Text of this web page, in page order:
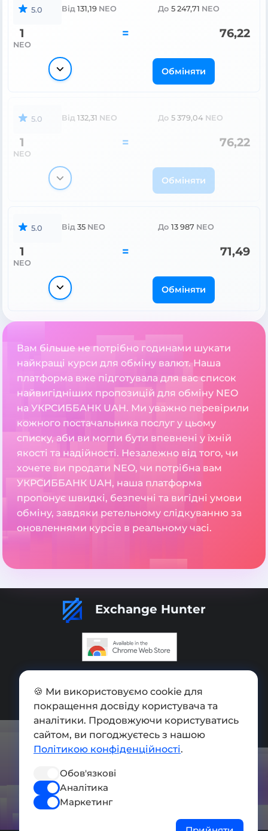
5.0 Від 131,19 NEO До 5 247,71 NEO
1
NEO
= 76,22
Обміняти
5.0 Від 132,31 NEO До 5 379,04 NEO
1
NEO
= 76,22
Обміняти
5.0 Від 35 NEO До 13 987 NEO
1
NEO
= 71,49
Обміняти
Вам більше не потрібно годинами шукати
найкращі курси для обміну валют. Наша
платформа вже підготувала для вас список
найвигідніших пропозицій для обміну NEO
на УКРСИББАНК UAH. Ми уважно перевірили
кожного постачальника послуг у цьому
списку, аби ви могли бути впевнені у їхній
якості та надійності. Незалежно від того, чи
хочете ви продати NEO, чи потрібна вам
УКРСИББАНК UAH, наша платформа
пропонує швидкі, безпечні та вигідні умови
обміну, завдяки ретельному слідкуванню за
оновленнями курсів в реальному часі.
Exchange Hunter
Мапа сайту
Press kit
Умови використання
СОЦ. МЕРЕЖІ
🍪 Ми використовуємо cookie для
покращення досвіду користувача та
аналітики. Продовжуючи користуватись
сайтом, ви погоджуєтесь з нашою
Політикою конфіденційності.
Обов'язкові
Аналітика
Маркетинг